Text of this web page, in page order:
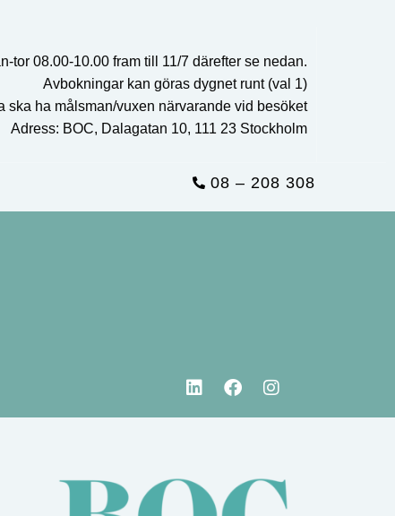
tor 08.00-10.00 fram till 11/7 därefter se nedan.
Avbokningar kan göras dygnet runt (val 1)
ska ha målsman/vuxen närvarande vid besöket
Adress: BOC, Dalagatan 10, 111 23 Stockholm
08 – 208 308